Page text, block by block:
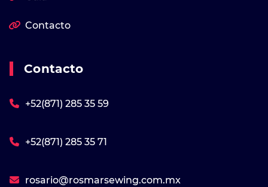
Contacto
Contacto
+52(871) 285 35 59
+52(871) 285 35 71
rosario@rosmarsewing.com.mx